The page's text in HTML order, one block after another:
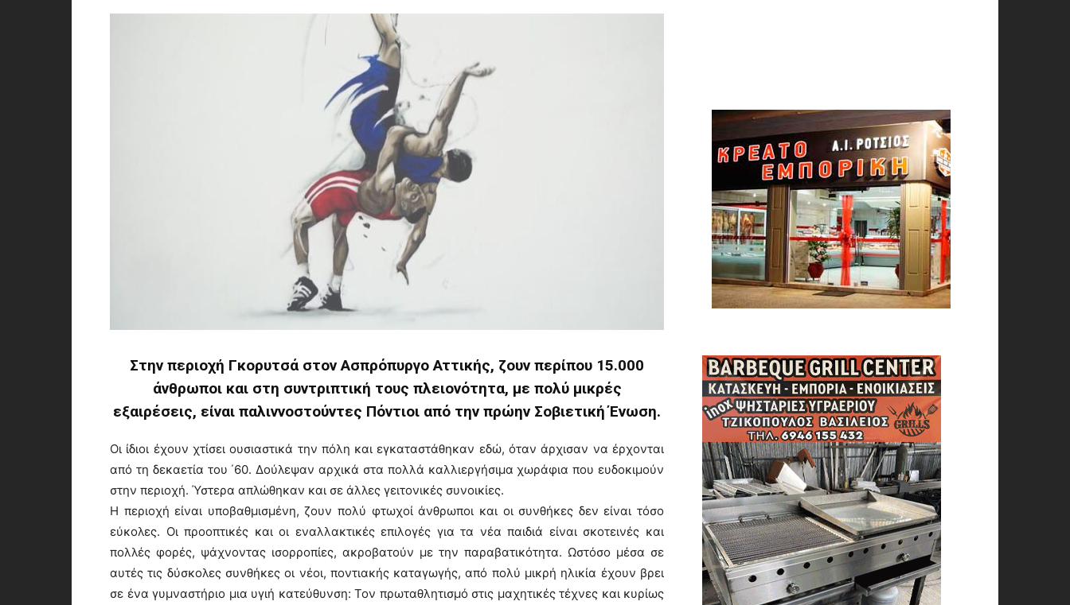
Στην περιοχή Γκορυτσά στον Ασπρόπυργο Αττικής, ζουν περίπου 15.000
άνθρωποι και στη συντριπτική τους πλειονότητα, με πολύ μικρές
εξαιρέσεις, είναι παλιννοστούντες Πόντιοι από την πρώην Σοβιετική Ένωση.
Οι ίδιοι έχουν χτίσει ουσιαστικά την πόλη και εγκαταστάθηκαν εδώ, όταν άρχισαν να έρχονται
από τη δεκαετία του ΄60. Δούλεψαν αρχικά στα πολλά καλλιεργήσιμα χωράφια που ευδοκιμούν
στην περιοχή. Ύστερα απλώθηκαν και σε άλλες γειτονικές συνοικίες.
Η περιοχή είναι υποβαθμισμένη, ζουν πολύ φτωχοί άνθρωποι και οι συνθήκες δεν είναι τόσο
εύκολες. Οι προοπτικές και οι εναλλακτικές επιλογές για τα νέα παιδιά είναι σκοτεινές και
πολλές φορές, ψάχνοντας ισορροπίες, ακροβατούν με την παραβατικότητα. Ωστόσο μέσα σε
αυτές τις δύσκολες συνθήκες οι νέοι, ποντιακής καταγωγής, από πολύ μικρή ηλικία έχουν βρει
σε ένα γυμναστήριο μια υγιή κατεύθυνση: Τον πρωταθλητισμό στις μαχητικές τέχνες και κυρίως